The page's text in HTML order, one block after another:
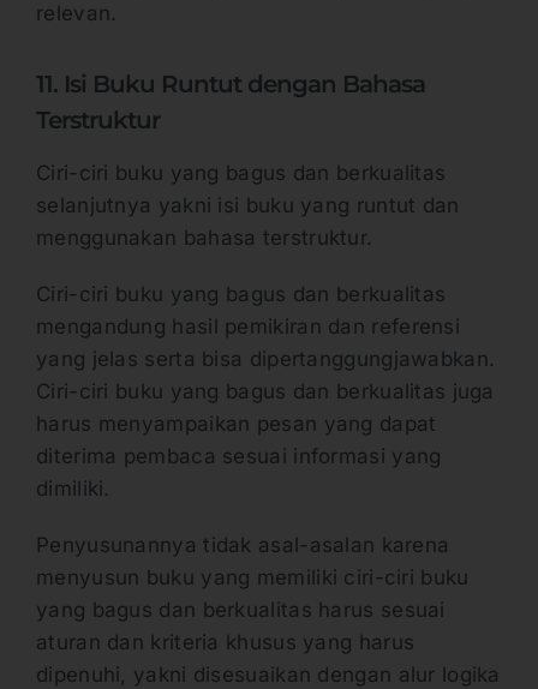
relevan.
11. Isi Buku Runtut dengan Bahasa
Terstruktur
Ciri-ciri buku yang bagus dan berkualitas
selanjutnya yakni isi buku yang runtut dan
menggunakan bahasa terstruktur.
Ciri-ciri buku yang bagus dan berkualitas
mengandung hasil pemikiran dan referensi
yang jelas serta bisa dipertanggungjawabkan.
Ciri-ciri buku yang bagus dan berkualitas juga
harus menyampaikan pesan yang dapat
diterima pembaca sesuai informasi yang
dimiliki.
Penyusunannya tidak asal-asalan karena
menyusun buku yang memiliki ciri-ciri buku
yang bagus dan berkualitas harus sesuai
aturan dan kriteria khusus yang harus
dipenuhi, yakni disesuaikan dengan alur logika